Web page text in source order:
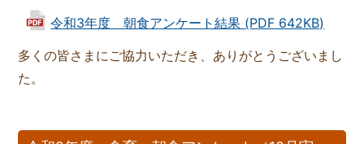
令和3年度 朝食アンケート結果 (PDF 642KB)
多くの皆さまにご協力いただき、ありがとうございまし
た。